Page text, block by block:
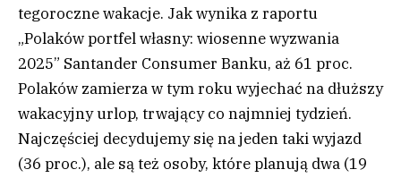
tegoroczne wakacje. Jak wynika z raportu
„Polaków portfel własny: wiosenne wyzwania
2025” Santander Consumer Banku, aż 61 proc.
Polaków zamierza w tym roku wyjechać na dłuższy
wakacyjny urlop, trwający co najmniej tydzień.
Najczęściej decydujemy się na jeden taki wyjazd
(36 proc.), ale są też osoby, które planują dwa (19